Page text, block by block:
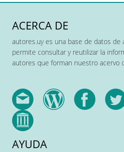
ACERCA DE
autores.uy es una base de datos de
permite consultar y reutilizar la
autores que forman nuestro acervo
AYUDA